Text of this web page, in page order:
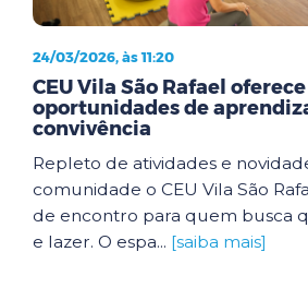
24/03/2026, às 11:20
CEU Vila São Rafael
oportunidades de
convivência
Repleto de atividades e
comunidade o CEU Vila São
de encontro para quem busca
e lazer. O espa... [saiba mais]